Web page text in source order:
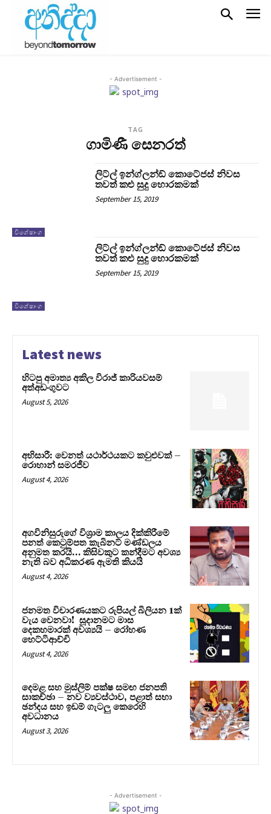
- Advertisement -
TAG
ගාමිණී සෙනරත්
විශේෂාංග
ලිට්ල් ඉන්ග්ලන්ඞ් කොටේජස් නිවස
තවත් කළු සුදු හොරකමක්
September 15, 2019
විශේෂාංග
ලිට්ල් ඉන්ග්ලන්ඞ් කොටේජස් නිවස
තවත් කළු සුදු හොරකමක්
September 15, 2019
Latest news
හිටපු අමාත්‍ය අකිල විරාජ් කාරියවසම්
අත්අඩංගුවට
August 5, 2026
අභිසාරී: වෙනත් යථාර්ථයකට කවුළුවක් –
රොහාන් සමරජීව
August 4, 2026
අගවිනිසුරුගේ විශ්‍රාම කාලය දික්කිරීමේ
පනත් කෙටුම්පත කැබිනට් මණ්ඩලය
අනුමත කරයි… කිසිවකුට කන්දීමට අවශ්‍ය
නැති බව අධිකරණ ඇමති කියයි
August 4, 2026
ජනමත විචාරණයකට රුපියල් බිලියන 1ක්
වැය වෙනවා! සූදානමට මාස
දෙකහමාරක් අවශ්‍යයි – රෝහණ
හෙට්ටිආච්චි
August 4, 2026
දෙමළ සහ මුස්ලිම් පක්ෂ සමඟ ජනපති
සාකච්ඡා – නව ව්‍යවස්ථාව, පළාත් සභා
ඡන්දය සහ ඉඩම් ගැටලු කෙරෙහි
අවධානය
August 3, 2026
- Advertisement -